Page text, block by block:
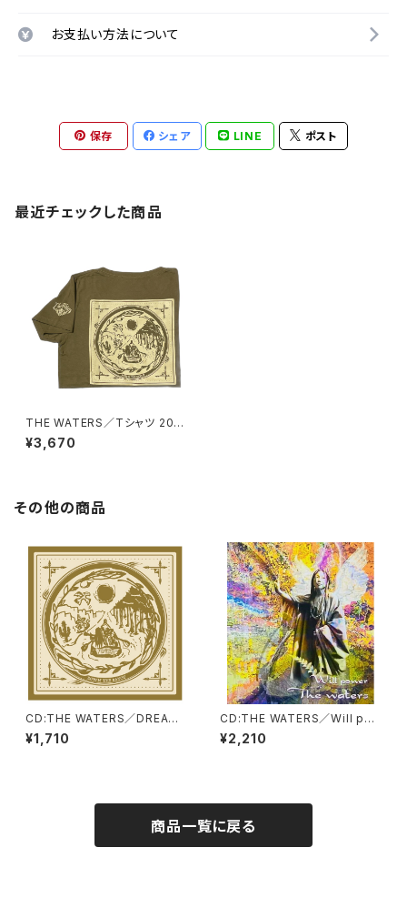
お支払い方法について
保存 シェア LINE ポスト
最近チェックした商品
THE WATERS／Tシャツ 202
2（一般）
¥3,670
その他の商品
CD:THE WATERS／DREAME
R 2022
¥1,710
CD:THE WATERS／Will po
wer 2003
¥2,210
商品一覧に戻る